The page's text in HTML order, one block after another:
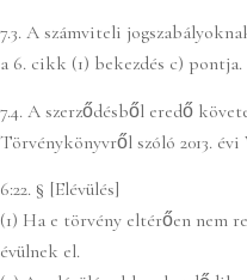
7.3. A számviteli
a 6. cikk (1) bekezdés c) pontja.
7.4. A szerződésből eredő
Törvénykönyvről szóló 2013. évi
6:22. § [Elévülés]
(1) Ha e törvény eltérően nem
évülnek el.